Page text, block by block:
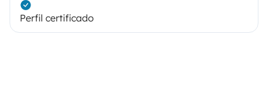
Perfil certificado